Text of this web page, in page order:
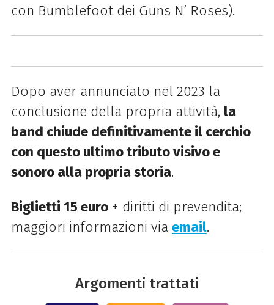
con Bumblefoot dei Guns N’ Roses).
Dopo aver annunciato nel 2023 la
conclusione della propria attività, la
band chiude definitivamente il cerchio
con questo ultimo tributo visivo e
sonoro alla propria storia.
Biglietti 15 euro + diritti di prevendita;
maggiori informazioni via email.
Argomenti trattati